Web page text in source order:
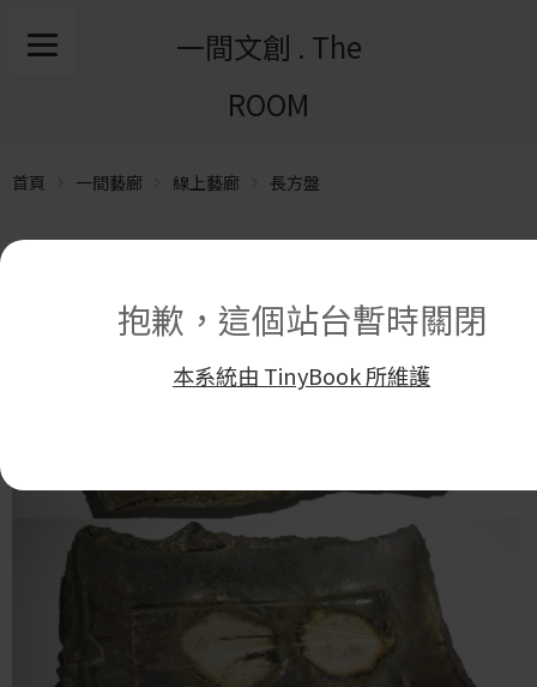
抱歉，這個站台暫時關閉
本系統由 TinyBook 所維護
一間文創 . The
ROOM
首頁 一間藝廊 線上藝廊 長方盤